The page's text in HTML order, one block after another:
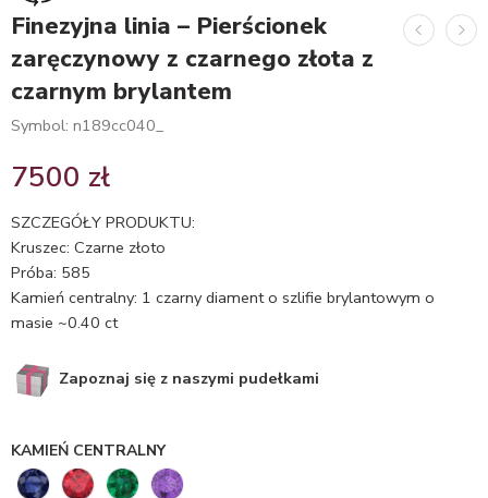
Finezyjna linia – Pierścionek
zaręczynowy z czarnego złota z
czarnym brylantem
Symbol: n189cc040_
7500 zł
SZCZEGÓŁY PRODUKTU:
Kruszec: Czarne złoto
Próba: 585
Kamień centralny: 1 czarny diament o szlifie brylantowym o
masie ~0.40 ct
Zapoznaj się z naszymi pudełkami
KAMIEŃ CENTRALNY